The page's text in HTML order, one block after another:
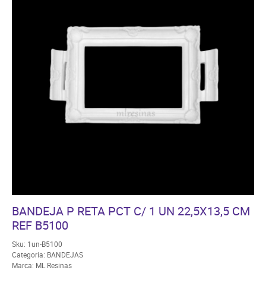
BANDEJA P RETA PCT C/ 1 UN 22,5X13,5 CM
REF B5100
Sku: 1un-B5100
Categoria: BANDEJAS
Marca: ML Resinas